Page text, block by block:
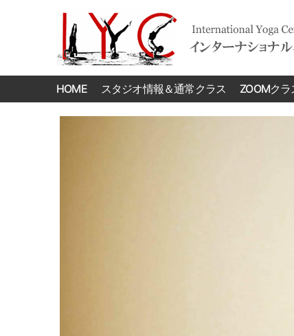
Yoga
Center
HOME スタジオ情報＆通常クラス ZOOMクラ